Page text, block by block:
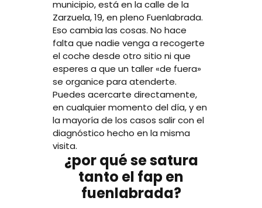
municipio, está en la calle de la
Zarzuela, 19, en pleno Fuenlabrada.
Eso cambia las cosas. No hace
falta que nadie venga a recogerte
el coche desde otro sitio ni que
esperes a que un taller «de fuera»
se organice para atenderte.
Puedes acercarte directamente,
en cualquier momento del día, y en
la mayoría de los casos salir con el
diagnóstico hecho en la misma
visita.
¿por qué se satura
tanto el fap en
fuenlabrada?